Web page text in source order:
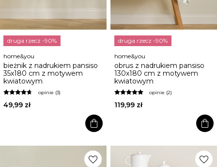
druga rzecz -90%
home&you
bieżnik z nadrukiem pansiso
35x180 cm z motywem
kwiatowym
opinie (3)
49,99 zł
shopping_bag
druga rzecz -90%
home&you
obrus z nadrukiem pansiso
130x180 cm z motywem
kwiatowym
opinie (2)
119,99 zł
shopping_bag
favorite favorite